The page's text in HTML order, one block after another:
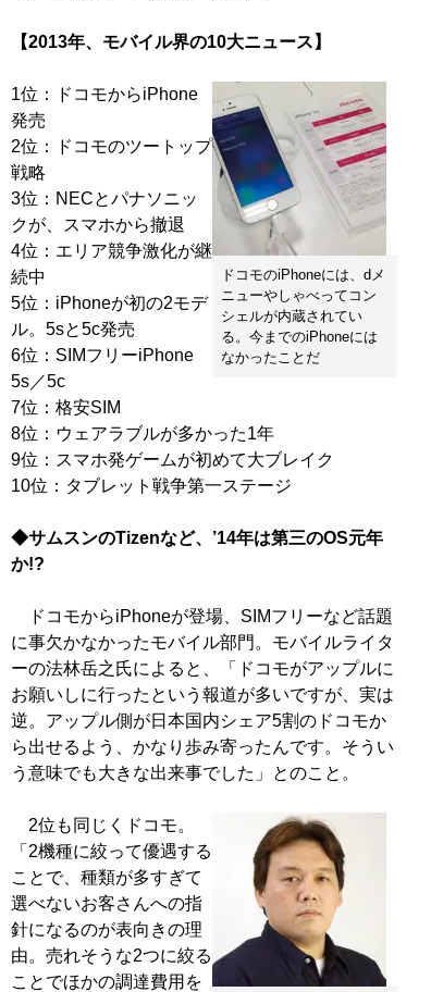
【2013年、モバイル界の10大ニュース】
ドコモのiPhoneには、dメ
ニューやしゃべってコン
シェルが内蔵されてい
る。今までのiPhoneには
なかったことだ
1位：ドコモからiPhone
発売
2位：ドコモのツートップ
戦略
3位：NECとパナソニッ
クが、スマホから撤退
4位：エリア競争激化が継
続中
5位：iPhoneが初の2モデ
ル。5sと5c発売
6位：SIMフリーiPhone
5s／5c
7位：格安SIM
8位：ウェアラブルが多かった1年
9位：スマホ発ゲームが初めて大ブレイク
10位：タブレット戦争第一ステージ
◆サムスンのTizenなど、’14年は第三のOS元年
か!?
ドコモからiPhoneが登場、SIMフリーなど話題
に事欠かなかったモバイル部門。モバイルライタ
ーの法林岳之氏によると、「ドコモがアップルに
お願いしに行ったという報道が多いですが、実は
逆。アップル側が日本国内シェア5割のドコモか
ら出せるよう、かなり歩み寄ったんです。そうい
う意味でも大きな出来事でした」とのこと。
2位も同じくドコモ。
「2機種に絞って優遇する
ことで、種類が多すぎて
選べないお客さんへの指
針になるのが表向きの理
由。売れそうな2つに絞る
ことでほかの調達費用を